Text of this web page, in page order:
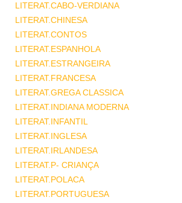
LITERAT.CABO-VERDIANA
LITERAT.CHINESA
LITERAT.CONTOS
LITERAT.ESPANHOLA
LITERAT.ESTRANGEIRA
LITERAT.FRANCESA
LITERAT.GREGA CLASSICA
LITERAT.INDIANA MODERNA
LITERAT.INFANTIL
LITERAT.INGLESA
LITERAT.IRLANDESA
LITERAT.P- CRIANÇA
LITERAT.POLACA
LITERAT.PORTUGUESA